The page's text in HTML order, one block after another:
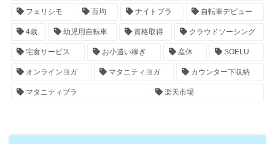
フェリシモ 百均 ナイトブラ 自転車デビュー
4歳 幼児用自転車 資格取得 クラウドソーシング
宅食サービス お小遣い稼ぎ 産休 SOELU
オンラインヨガ マタニティヨガ カウンター下収納
マタニティブラ 楽天市場